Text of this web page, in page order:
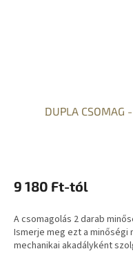
DUPLA
9 180 Ft-tól
A csomagolás 2 darab
Ismerje meg ezt a
mechanikai akadályként